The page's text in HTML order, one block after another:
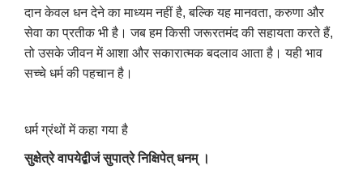
दान केवल धन देने का माध्यम नहीं है, बल्कि यह मानवता, करुणा और
सेवा का प्रतीक भी है। जब हम किसी जरूरतमंद की सहायता करते हैं,
तो उसके जीवन में आशा और सकारात्मक बदलाव आता है। यही भाव
सच्चे धर्म की पहचान है।
धर्म ग्रंथों में कहा गया है
सुक्षेत्रे वापयेद्बीजं सुपात्रे निक्षिपेत् धनम् ।